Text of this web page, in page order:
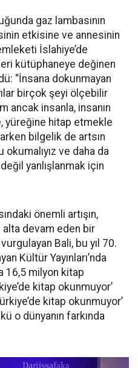
gaz lambasının
etkisine ve annesinin
İslahiye’de
kütüphaneye değinen
“İnsana dokunmayan
birçok şeyi ölçebilir
ancak insanla, insanın
yüreğine hitap etmekle
bilgelik de artsın
okumalıyız ve daha da
yanlışlanmak için
önemli artışın,
alta devam eden bir
Bali, bu yıl 70.
Kültür Yayınları’nda
16,5 milyon kitap
kitap okunmuyor’
kitap okunmuyor’
o dünyanın farkında